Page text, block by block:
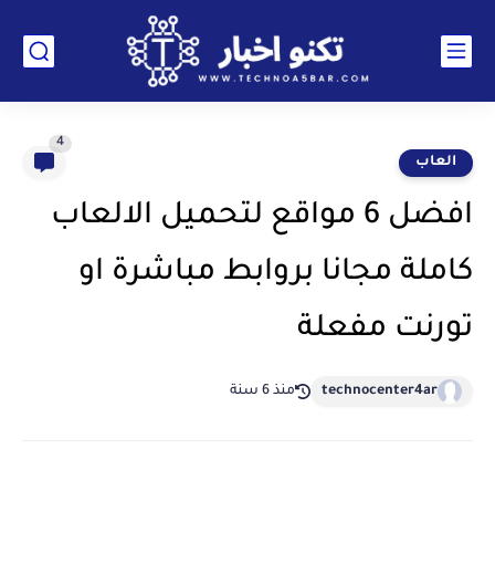
العاب
4
افضل 6 مواقع لتحميل الالعاب
كاملة مجانا بروابط مباشرة او
تورنت مفعلة
technocenter4ar منذ 6 سنة